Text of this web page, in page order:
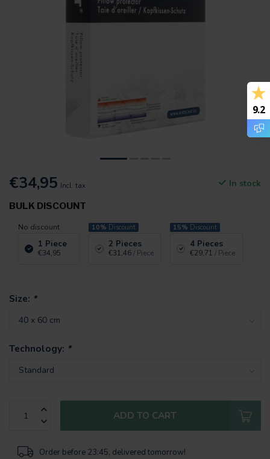
€34,95 Incl. tax
In stock
BULK DISCOUNT
No discount
1 Piece
€34,95
10% Discount
2 Pieces
€31,46 / Piece
15% Discount
4 Pieces
€29,71 / Piece
Size: *
Technology: *
ADD TO CART
Order before 23:45, delivered tomorrow!
9.2